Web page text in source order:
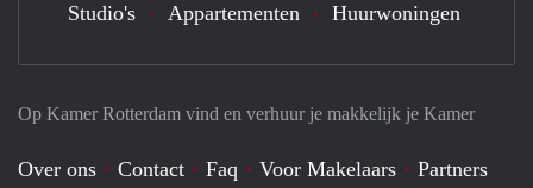
Op Kamer Rotterdam vind en verhuur je makkelijk je Kamer
Over ons Contact Faq Voor Makelaars
Partners
Studio's Appartementen Huurwoningen